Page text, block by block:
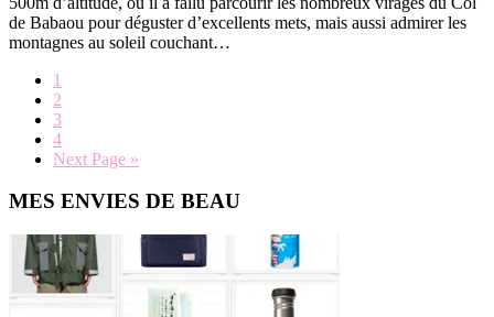
de Babaou pour déguster d’excellents mets, mais aussi admirer les
montagnes au soleil couchant…
Page
1
Page
2
Page
3
Page
4
Go
Next Page »
Primary
Sidebar
MES ENVIES DE BEAU